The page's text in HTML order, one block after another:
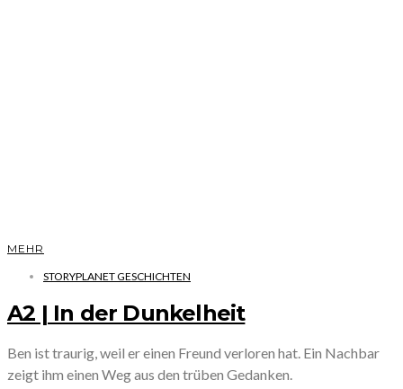
MEHR
STORYPLANET GESCHICHTEN
A2 | In der Dunkelheit
Ben ist traurig, weil er einen Freund verloren hat. Ein Nachbar
zeigt ihm einen Weg aus den trüben Gedanken.